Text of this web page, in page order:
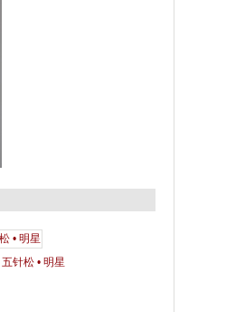
五针松 • 明星